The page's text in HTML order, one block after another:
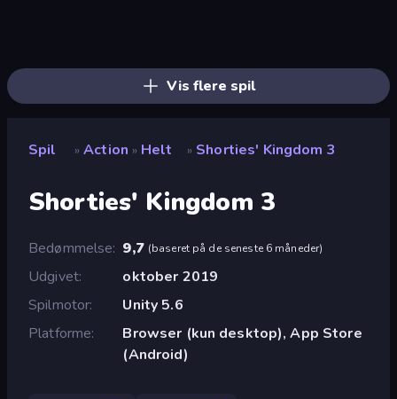
Vis flere spil
Spil » Action » Helt » Shorties' Kingdom 3
Shorties' Kingdom 3
Bedømmelse 9,7 (baseret på de seneste 6 måneder)
Udgivet
oktober 2019
Spilmotor
Unity 5.6
Platforme
Browser (kun desktop), App Store
(Android)